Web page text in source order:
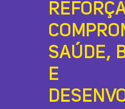
SAÚDE,
E